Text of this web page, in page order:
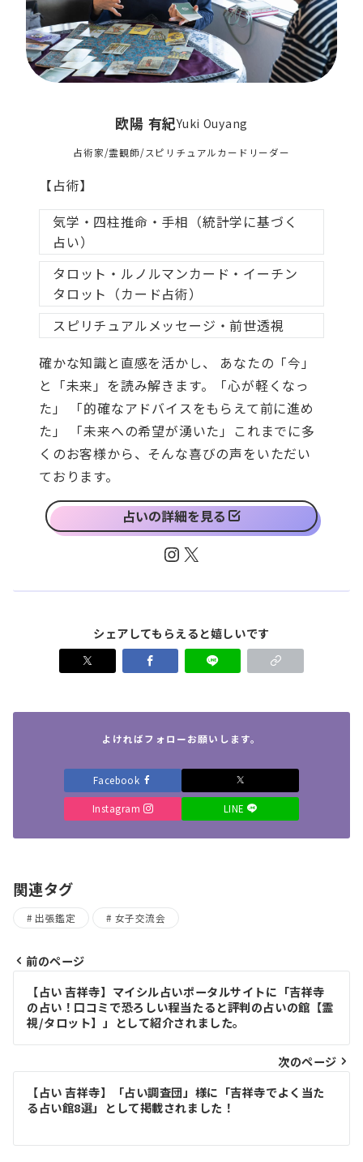
欧陽 有紀Yuki Ouyang
占術家/霊観師/スピリチュアルカードリーダー
【占術】
気学・四柱推命・手相（統計学に基づく
占い）
タロット・ルノルマンカード・イーチン
タロット（カード占術）
スピリチュアルメッセージ・前世透視
確かな知識と直感を活かし、 あなたの「今」
と「未来」を読み解きます。「心が軽くなっ
た」 「的確なアドバイスをもらえて前に進め
た」 「未来への希望が湧いた」これまでに多
くのお客様から、そんな喜びの声をいただい
ております。
占いの詳細を見る
Instagram
X
シェアしてもらえると嬉しいです
よければフォローお願いします。
Facebook
Instagram LINE
関連タグ
出張鑑定 女子交流会
稿
ナ
ビ
シ
前のページ
【占い 吉祥寺】マイシル占いポータルサイトに「吉祥寺
の占い！口コミで恐ろしい程当たると評判の占いの館【霊
視/タロット】」として紹介されました。
次のページ
【占い 吉祥寺】「占い調査団」様に「吉祥寺でよく当た
る占い館8選」として掲載されました！